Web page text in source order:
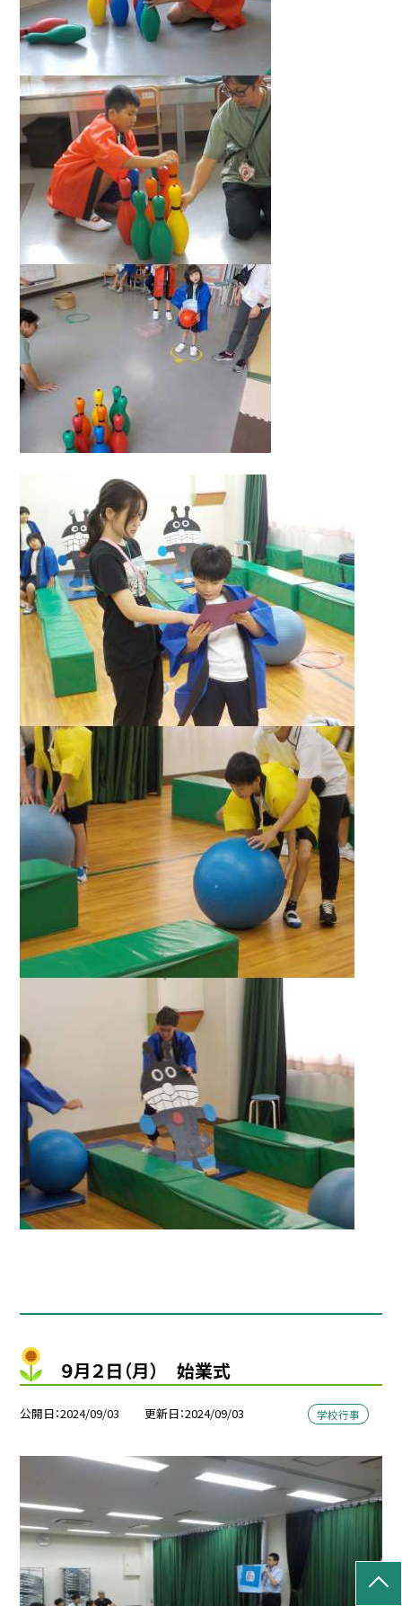
９月２日（月） 始業式
公開日 2024/09/03 更新日 2024/09/03 学校行事